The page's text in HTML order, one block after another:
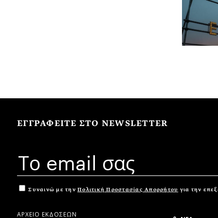
ΕΓΓΡΑΦΕΙΤΕ ΣΤΟ NEWSLETTER
Συναινώ με την Πολιτική Προστασίας Απορρήτου για την
ΑΡΧΕΙΟ ΕΚΔΟΣΕΩΝ